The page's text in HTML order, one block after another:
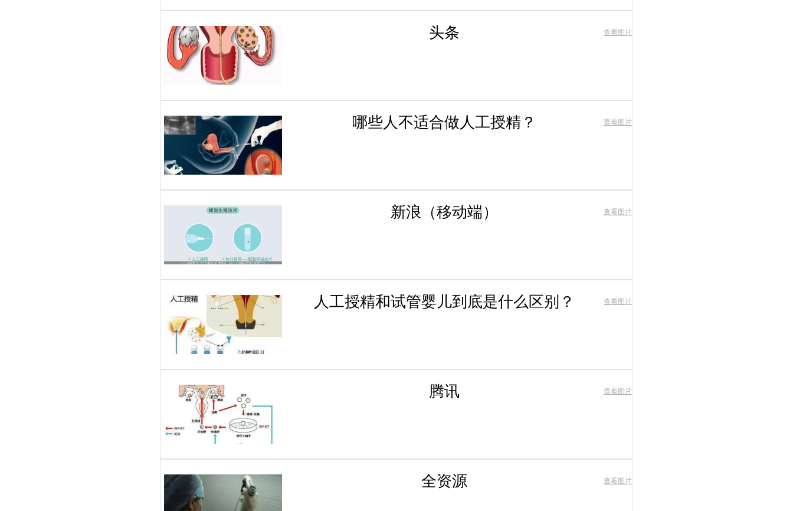
头条 查看图片
哪些人不适合做人工授精？ 查看图片
新浪（移动端） 查看图片
人工授精和试管婴儿到底是什么区别？ 查看图片
腾讯 查看图片
全资源 查看图片